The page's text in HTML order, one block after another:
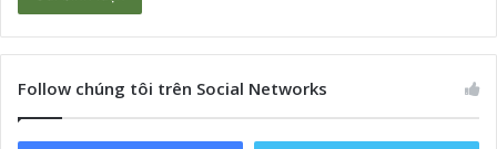
Follow chúng tôi trên Social Networks